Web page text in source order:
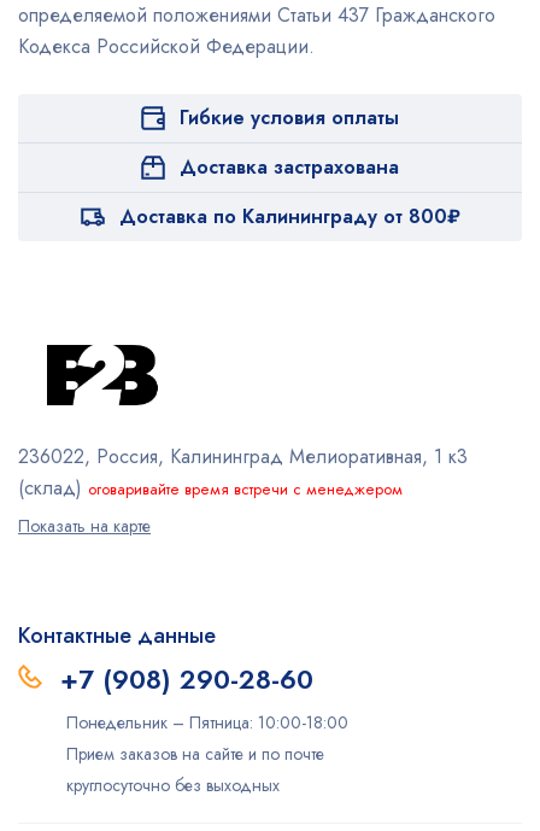
определяемой положениями Статьи 437 Гражданского
Кодекса Российской Федерации.
Гибкие условия оплаты
Доставка застрахована
Доставка по Калининграду от 800₽
236022, Россия, Калининград Мелиоративная, 1 к3
(склад) оговаривайте время встречи с менеджером
Показать на карте
Контактные данные
+7 (908) 290-28-60
Понедельник – Пятница: 10:00-18:00
Прием заказов на сайте и по почте
круглосуточно без выходных